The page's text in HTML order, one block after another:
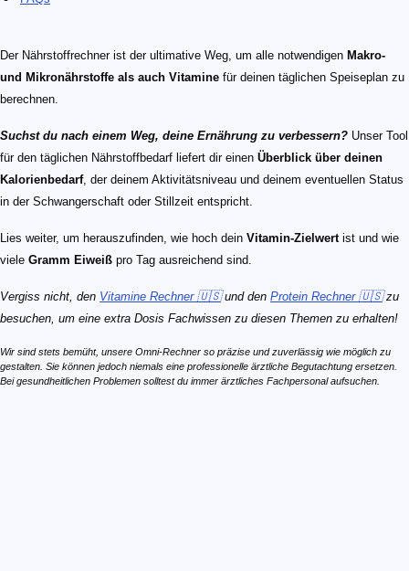
Der Nährstoffrechner ist der ultimative Weg, um alle notwendigen Makro-
und Mikronährstoffe als auch Vitamine für deinen täglichen Speiseplan zu
berechnen.
Suchst du nach einem Weg, deine Ernährung zu verbessern? Unser Tool
für den täglichen Nährstoffbedarf liefert dir einen Überblick über deinen
Kalorienbedarf, der deinem Aktivitätsniveau und deinem eventuellen Status
in der Schwangerschaft oder Stillzeit entspricht.
Lies weiter, um herauszufinden, wie hoch dein Vitamin-Zielwertist und wie
viele Gramm Eiweiß pro Tag ausreichend sind.
Vergiss nicht, den Vitamine Rechner 🇺🇸und den Protein Rechner 🇺🇸zu
besuchen, um eine extra Dosis Fachwissen zu diesen Themen zu erhalten!
Wir sind stets bemüht, unsere Omni-Rechner so präzise und zuverlässig wie möglich zu
gestalten. Sie können jedoch niemals eine professionelle ärztliche Begutachtung ersetzen.
Bei gesundheitlichen Problemen solltest du immer ärztliches Fachpersonal aufsuchen.